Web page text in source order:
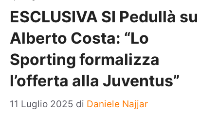
ESCLUSIVA SI Pedullà su
Alberto Costa: “Lo
Sporting formalizza
l’offerta alla Juventus”
11 Luglio 2025 di Daniele Najjar